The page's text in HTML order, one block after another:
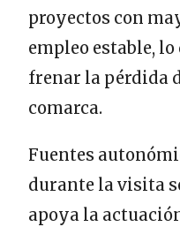
proyectos con
empleo estable,
frenar la pérdida
comarca.
Fuentes
durante la visita
apoya la